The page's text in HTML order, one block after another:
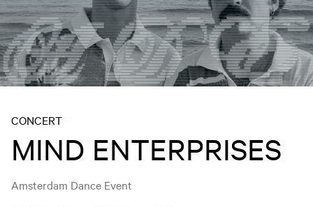
CONCERT
MIND ENTERPRISES
Amsterdam Dance Event